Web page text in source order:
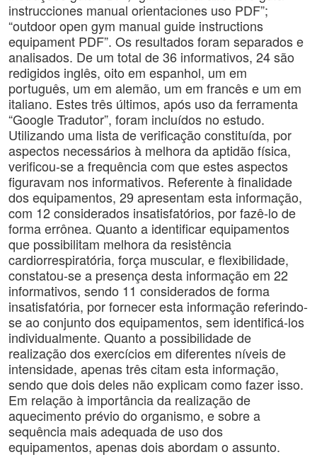
instrucciones manual orientaciones uso PDF”;
“outdoor open gym manual guide instructions
equipament PDF”. Os resultados foram separados e
analisados. De um total de 36 informativos, 24 são
redigidos inglês, oito em espanhol, um em
português, um em alemão, um em francês e um em
italiano. Estes três últimos, após uso da ferramenta
“Google Tradutor”, foram incluídos no estudo.
Utilizando uma lista de verificação constituída, por
aspectos necessários à melhora da aptidão física,
verificou-se a frequência com que estes aspectos
figuravam nos informativos. Referente à finalidade
dos equipamentos, 29 apresentam esta informação,
com 12 considerados insatisfatórios, por fazê-lo de
forma errônea. Quanto a identificar equipamentos
que possibilitam melhora da resistência
cardiorrespiratória, força muscular, e flexibilidade,
constatou-se a presença desta informação em 22
informativos, sendo 11 considerados de forma
insatisfatória, por fornecer esta informação referindo-
se ao conjunto dos equipamentos, sem identificá-los
individualmente. Quanto a possibilidade de
realização dos exercícios em diferentes níveis de
intensidade, apenas três citam esta informação,
sendo que dois deles não explicam como fazer isso.
Em relação à importância da realização de
aquecimento prévio do organismo, e sobre a
sequência mais adequada de uso dos
equipamentos, apenas dois abordam o assunto.